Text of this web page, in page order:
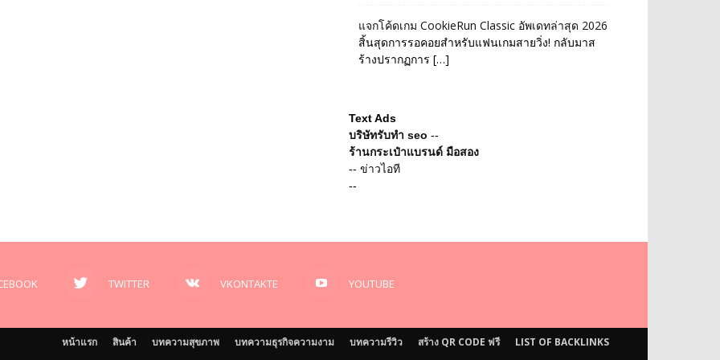
แจกโค้ดเกม CookieRun Classic อัพเดทล่าสุด 2026
สิ้นสุดการรอคอยสำหรับแฟนเกมสายวิ่ง! กลับมาส
ร้างปรากฏการ […]
Text Ads
บริษัทรับทำ seo --
ร้านกระเป๋าแบรนด์ มือสอง
-- ข่าวไอที
--
TWITTER VKONTAKTE YOUTUBE
หน้าแรก สินค้า บทความสุขภาพ บทความธุรกิจความงาม บทความรีวิว สร้าง QR CODE ฟรี LIST OF BACKLINKS